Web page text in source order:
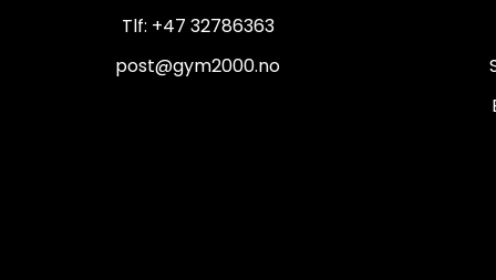
Tlf: +47 32786363
post@gym2000.no